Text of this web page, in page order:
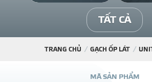
TẤT CẢ
TRANG CHỦ GẠCH ỐP LÁT
MÃ SẢN PHẨM